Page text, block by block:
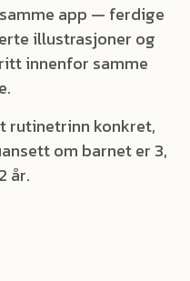
app — ferdige
illustrasjoner og
innenfor samme
rutinetrinn konkret,
om barnet er 3,
år.